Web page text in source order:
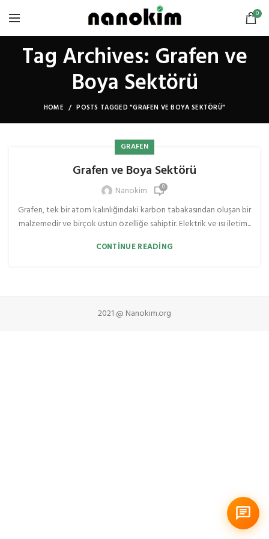
0
Tag Archives: Grafen ve
Boya Sektörü
HOME POSTS TAGGED "GRAFEN VE BOYA SEKTÖRÜ"
GRAFEN
Grafen ve Boya Sektörü
Nanokim 0
Grafen, tek bir atom kalınlığındaki karbon tabakasından oluşan bir
malzemedir ve birçok üstün özelliğe sahiptir. Elektrik ve ısı iletim...
CONTINUE READING
2021 @ Nanokim.org